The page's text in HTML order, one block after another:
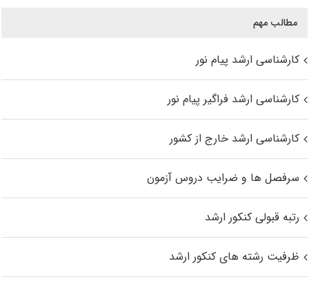
مطالب مهم
کارشناسی ارشد پیام نور
کارشناسی ارشد فراگیر پیام نور
کارشناسی ارشد خارج از کشور
سرفصل ها و ضرایب دروس آزمون
رتبه قبولی کنکور ارشد
ظرفیت رشته های کنکور ارشد